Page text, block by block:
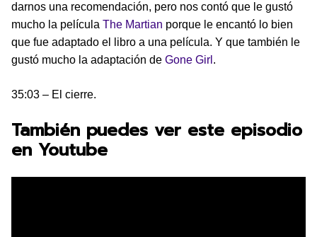
darnos una recomendación, pero nos contó que le gustó
mucho la película The Martian porque le encantó lo bien
que fue adaptado el libro a una película. Y que también le
gustó mucho la adaptación de Gone Girl .
35:03 – El cierre.
También puedes ver este episodio
en Youtube